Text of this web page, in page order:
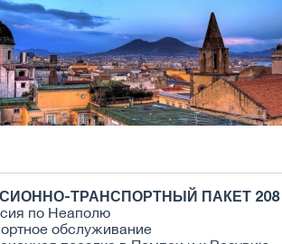
ТРАНСПОРТНЫЙ ПАКЕТ 208
по Неаполю
обслуживание